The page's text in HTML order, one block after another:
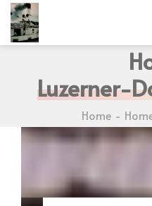
Luzerner-
Home